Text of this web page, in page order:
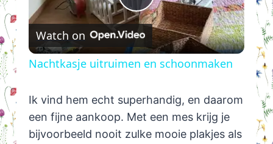
Play
Video
Watch on
Nachtkasje uitruimen en schoonmaken
Ik vind hem echt superhandig, en daarom
een fijne aankoop. Met een mes krijg je
bijvoorbeeld nooit zulke mooie plakjes als